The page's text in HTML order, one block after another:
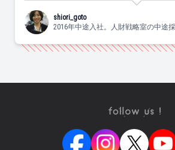
shiori_goto
2016年中途入社。人財戦略室の中途
近はゴルフにハマっています！